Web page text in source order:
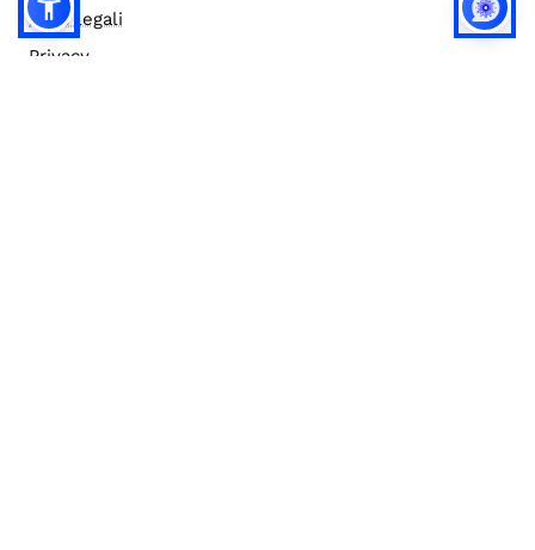
Note legali
Privacy